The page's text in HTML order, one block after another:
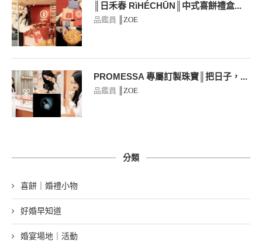
║日禾春 RìHÉCHŪN║中式喜餅禮盒...
品鑑員 ║ZOE
PROMESSA 專屬訂製珠寶║把日子，...
品鑑員 ║ZOE
分類
喜餅｜婚禮小物
好婚早知道
婚宴場地｜活動